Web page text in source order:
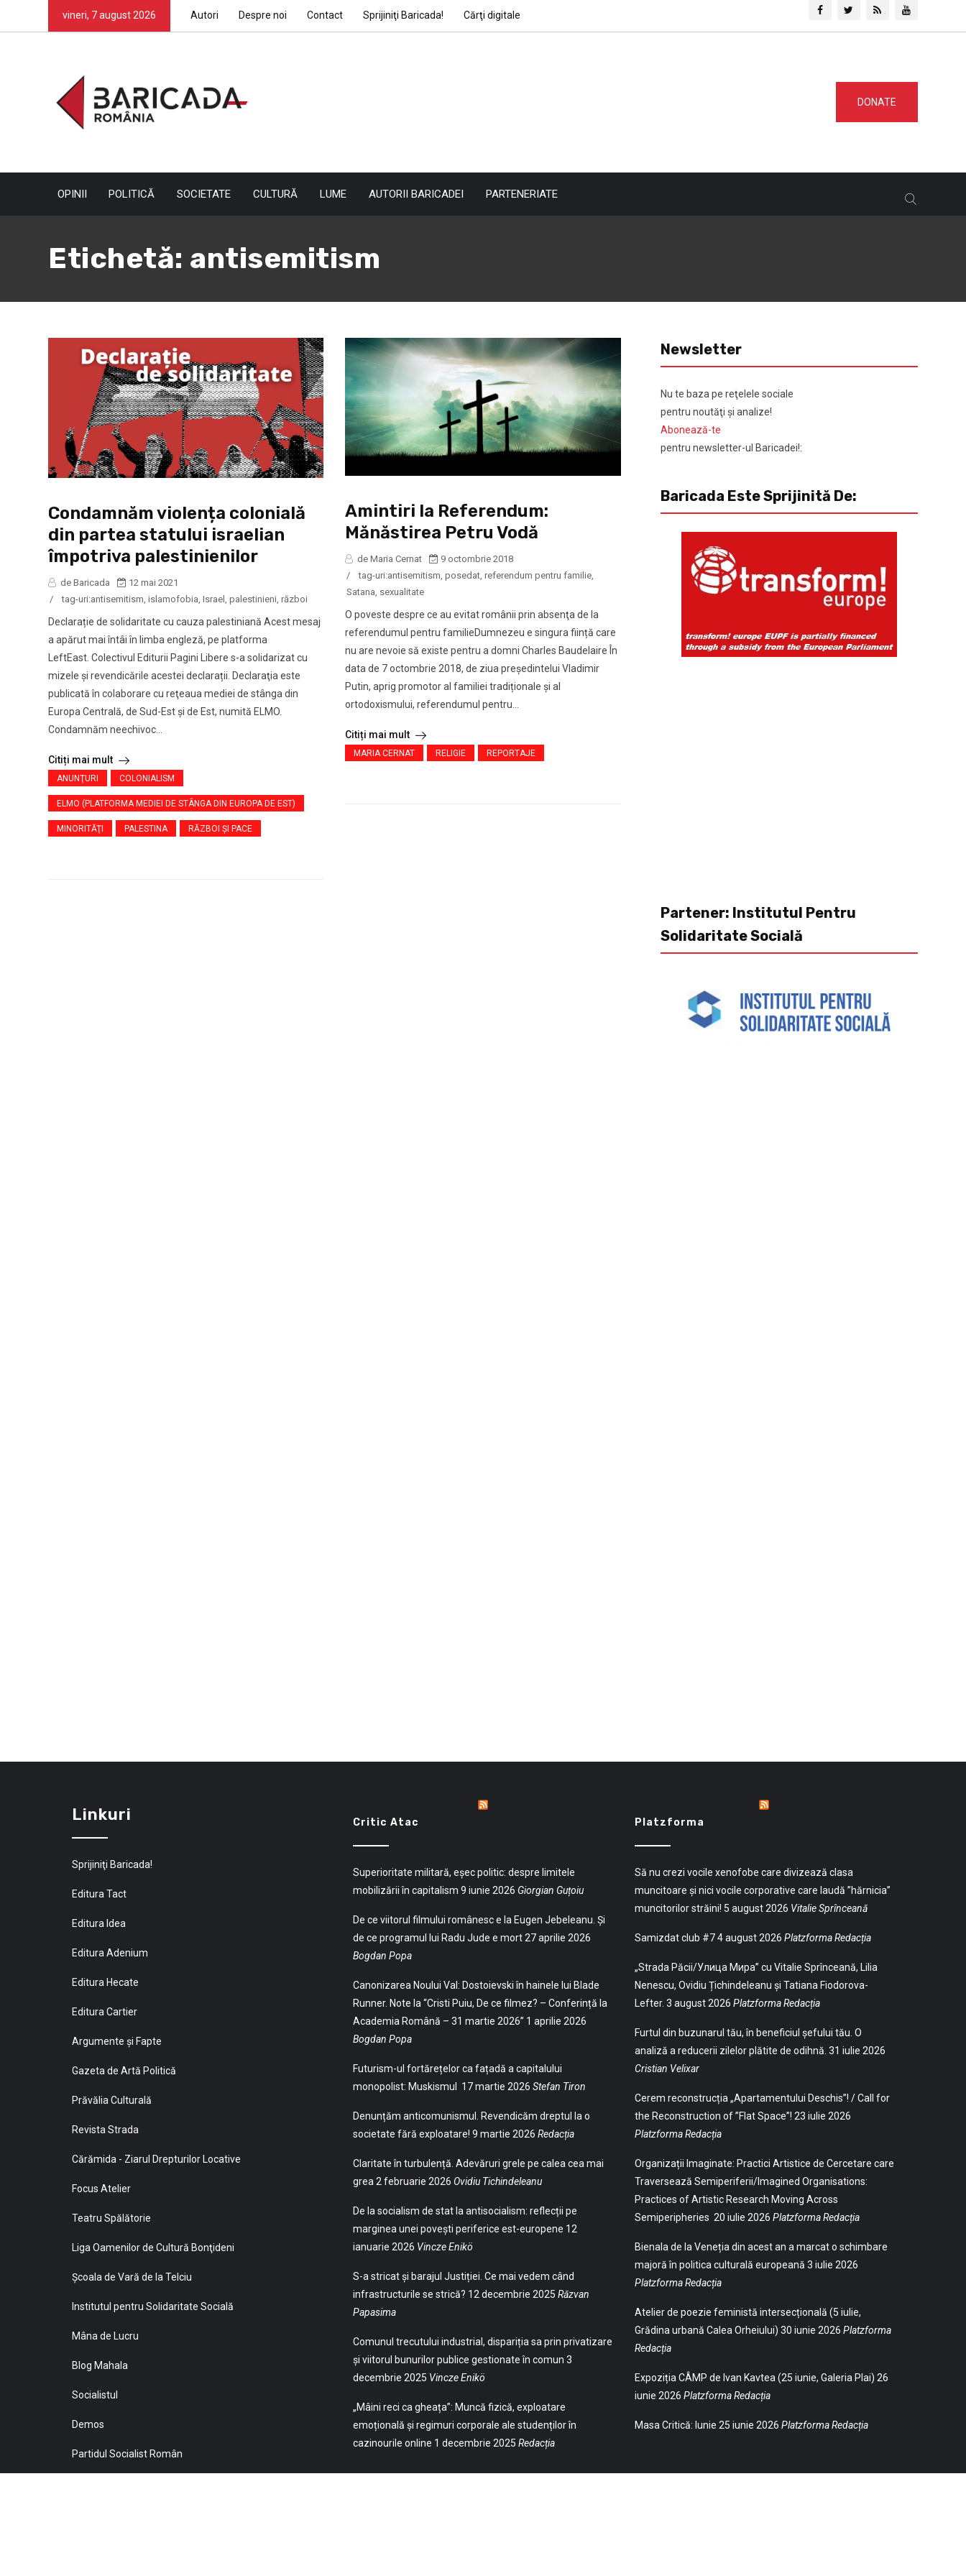
vineri, 7 august 2026 Autori Despre noi Contact Sprijiniţi Baricada! Cărţi digitale
DONATE
OPINII POLITICĂ SOCIETATE CULTURĂ LUME AUTORII BARICADEI PARTENERIATE
Etichetă: antisemitism
Condamnăm violența colonială
din partea statului israelian
împotriva palestinienilor
de Baricada
12 mai 2021
/
tag-uri:antisemitism, islamofobia, Israel , palestinieni, război
Declarație de solidaritate cu cauza palestiniană Acest mesaj
a apărut mai întâi în limba engleză, pe platforma
LeftEast. Colectivul Editurii Pagini Libere s-a solidarizat cu
mizele și revendicările acestei declarații. Declaraţia este
publicată în colaborare cu reţeaua mediei de stânga din
Europa Centrală, de Sud-Est şi de Est, numită ELMO.
Condamnăm neechivoc...
Citiți mai mult
ANUNŢURI COLONIALISM
ELMO (PLATFORMA MEDIEI DE STÂNGA DIN EUROPA DE EST)
MINORITĂŢI PALESTINA RĂZBOI ŞI PACE
Amintiri la Referendum:
Mănăstirea Petru Vodă
de Maria Cernat
9 octombrie 2018
/
tag-uri:antisemitism ,posedat ,referendum pentru familie
Satana sexualitate
O poveste despre ce au evitat românii prin absenţa de la
referendumul pentru familieDumnezeu e singura ființă care
nu are nevoie să existe pentru a domni Charles Baudelaire În
data de 7 octombrie 2018, de ziua președintelui Vladimir
Putin, aprig promotor al familiei tradiționale și al
ortodoxismului, referendumul pentru...
Citiți mai mult
MARIA CERNAT RELIGIE REPORTAJE
Newsletter
Nu te baza pe reţelele sociale
pentru noutăţi şi analize!
Abonează-te
pentru newsletter-ul Baricadei!:
Baricada Este Sprijinită De:
Partener: Institutul Pentru
Solidaritate Socială
Linkuri
Sprijiniţi Baricada!
Editura Tact
Editura Idea
Editura Adenium
Editura Hecate
Editura Cartier
Argumente și Fapte
Gazeta de Artă Politică
Prăvălia Culturală
Revista Strada
Cărămida - Ziarul Drepturilor Locative
Focus Atelier
Teatru Spălătorie
Liga Oamenilor de Cultură Bonţideni
Şcoala de Vară de la Telciu
Institutul pentru Solidaritate Socială
Mâna de Lucru
Blog Mahala
Socialistul
Demos
Partidul Socialist Român
Critic Atac
Superioritate militară, eșec politic: despre limitele
mobilizării în capitalism 9 iunie 2026 Giorgian Guțoiu
De ce viitorul filmului românesc e la Eugen Jebeleanu. Și
de ce programul lui Radu Jude e mort 27 aprilie 2026
Bogdan Popa
Canonizarea Noului Val: Dostoievski în hainele lui Blade
Runner. Note la “Cristi Puiu, De ce filmez? – Conferință la
Academia Română – 31 martie 2026” 1 aprilie 2026
Bogdan Popa
Futurism-ul fortărețelor ca fațadă a capitalului
monopolist: Muskismul 17 martie 2026 Stefan Tiron
Denunțăm anticomunismul. Revendicăm dreptul la o
societate fără exploatare! 9 martie 2026 Redacția
Claritate în turbulență. Adevăruri grele pe calea cea mai
grea 2 februarie 2026 Ovidiu Tichindeleanu
De la socialism de stat la antisocialism: reflecții pe
marginea unei povești periferice est-europene 12
ianuarie 2026 Vincze Enikö
S-a stricat și barajul Justiției. Ce mai vedem când
infrastructurile se strică? 12 decembrie 2025 Răzvan
Papasima
Comunul trecutului industrial, dispariția sa prin privatizare
și viitorul bunurilor publice gestionate în comun 3
decembrie 2025 Vincze Enikö
„Mâini reci ca gheața”: Muncă fizică, exploatare
emoțională și regimuri corporale ale studenților în
cazinourile online 1 decembrie 2025 Redacția
Platzforma
Să nu crezi vocile xenofobe care divizează clasa
muncitoare și nici vocile corporative care laudă ”hărnicia”
muncitorilor străini! 5 august 2026 Vitalie Sprînceană
Samizdat club #7 4 august 2026 Platzforma Redacția
„Strada Păcii/Улица Мира” cu Vitalie Sprînceană, Lilia
Nenescu, Ovidiu Țichindeleanu și Tatiana Fiodorova-
Lefter. 3 august 2026 Platzforma Redacția
Furtul din buzunarul tău, în beneficiul șefului tău. O
analiză a reducerii zilelor plătite de odihnă. 31 iulie 2026
Cristian Velixar
Cerem reconstrucția „Apartamentului Deschis”! / Call for
the Reconstruction of ”Flat Space”! 23 iulie 2026
Platzforma Redacția
Organizații Imaginate: Practici Artistice de Cercetare care
Traversează Semiperiferii/Imagined Organisations:
Practices of Artistic Research Moving Across
Semiperipheries 20 iulie 2026 Platzforma Redacția
Bienala de la Veneția din acest an a marcat o schimbare
majoră în politica culturală europeană 3 iulie 2026
Platzforma Redacția
Atelier de poezie feministă intersecțională (5 iulie,
Grădina urbană Calea Orheiului) 30 iunie 2026 Platzforma
Redacția
Expoziția CÂMP de Ivan Kavtea (25 iunie, Galeria Plai) 26
iunie 2026 Platzforma Redacția
Masa Critică: Iunie 25 iunie 2026 Platzforma Redacția